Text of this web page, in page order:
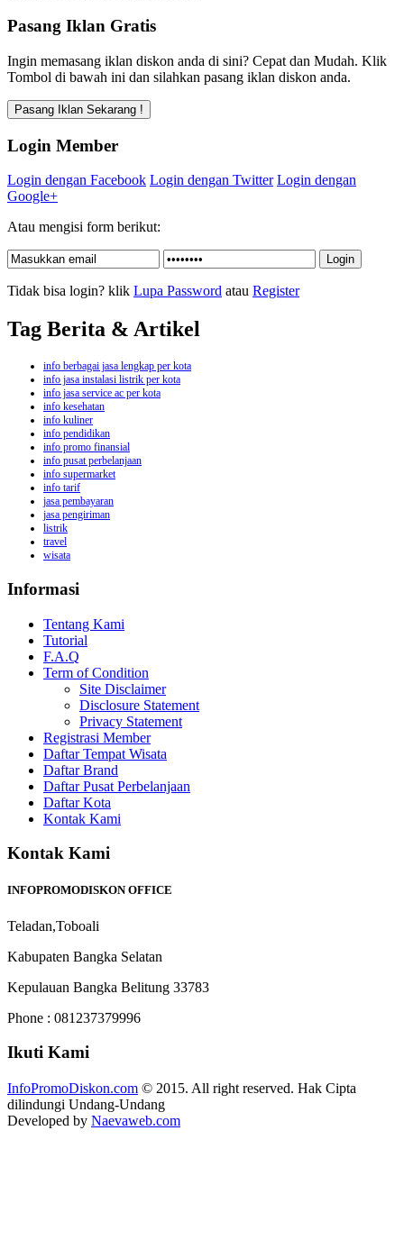
Pasang Iklan Gratis
Ingin memasang iklan diskon anda di sini? Cepat dan Mudah. Klik
Tombol di bawah ini dan silahkan pasang iklan diskon anda.
Login Member
Login dengan Facebook Login dengan Twitter Login dengan
Google+
Atau mengisi form berikut:
Tidak bisa login? klik Lupa Password atau Register
Tag Berita & Artikel
info berbagai jasa lengkap per kota
info jasa instalasi listrik per kota
info jasa service ac per kota
info kesehatan
info kuliner
info pendidikan
info promo finansial
info pusat perbelanjaan
info supermarket
info tarif
jasa pembayaran
jasa pengiriman
listrik
travel
wisata
Informasi
Tentang Kami
Tutorial
F.A.Q
Term of Condition
Site Disclaimer
Disclosure Statement
Privacy Statement
Registrasi Member
Daftar Tempat Wisata
Daftar Brand
Daftar Pusat Perbelanjaan
Daftar Kota
Kontak Kami
Kontak Kami
INFOPROMODISKON OFFICE
Teladan,Toboali
Kabupaten Bangka Selatan
Kepulauan Bangka Belitung 33783
Phone : 081237379996
Ikuti Kami
InfoPromoDiskon.com © 2015. All right reserved. Hak Cipta
dilindungi Undang-Undang
Developed by Naevaweb.com